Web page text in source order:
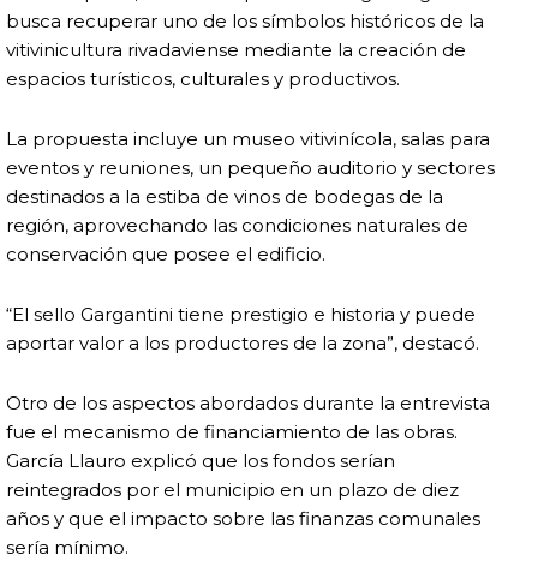
busca recuperar uno de los símbolos históricos de la
vitivinicultura rivadaviense mediante la creación de
espacios turísticos, culturales y productivos.
La propuesta incluye un museo vitivinícola, salas para
eventos y reuniones, un pequeño auditorio y sectores
destinados a la estiba de vinos de bodegas de la
región, aprovechando las condiciones naturales de
conservación que posee el edificio.
“El sello Gargantini tiene prestigio e historia y puede
aportar valor a los productores de la zona”, destacó.
Otro de los aspectos abordados durante la entrevista
fue el mecanismo de financiamiento de las obras.
García Llauro explicó que los fondos serían
reintegrados por el municipio en un plazo de diez
años y que el impacto sobre las finanzas comunales
sería mínimo.